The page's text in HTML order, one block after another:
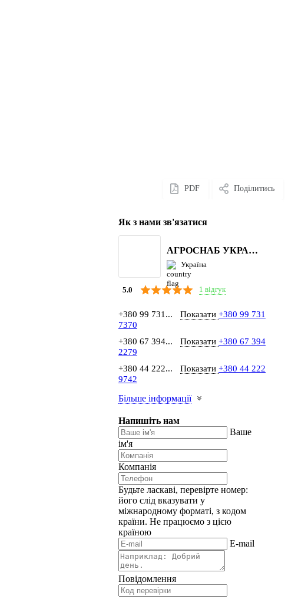
PDF Поділитись
Як з нами зв'язатися
АГРОСНАБ УКРАЇНА
Україна
5.0 1 відгук
+380 99 731... Показати +380 99 731
7370
+380 67 394...
Показати +380 67 394
2279
+380 44 222...
Показати +380 44 222
9742
Більше інформації
Напишіть нам
Ваше
ім'я
Компанія
Будьте ласкаві, перевірте номер:
його слід вказувати у
міжнародному форматі, з кодом
країни. Не працюємо з цією
країною
E-mail
Повідомлення